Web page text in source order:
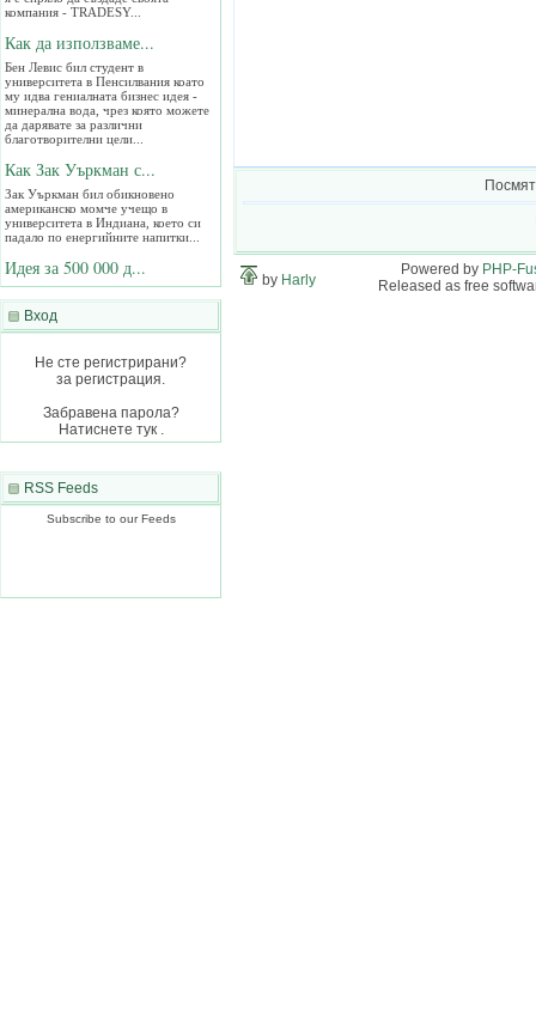
компания - TRADESY...
Как да използваме...
университета в Пенсилвания коато
му идва гениалната бизнес идея -
минерална вода, чрез която можете
да дарявате за различни
благотворителни цели...
Как Зак Уъркман с...
американско момче учещо в
университета в Индиана, което си
падало по енергийните напитки...
Идея за 500 000 д...
Браян Лаурангрокс си имал хоби да
продава разни неща по Интернет.
Започнал с това си занимание през
2004 като в началото дълго се чудел
Вижте 5 супер цен...
една статийка, която доста ми
хареса - 5 важни урока в живота...
Вход
Не сте регистрирани?
за регистрация.
Забравена парола?
Натиснете тук .
RSS Feeds
Subscribe to our Feeds
by Harly
Powered by PHP-
Released as free